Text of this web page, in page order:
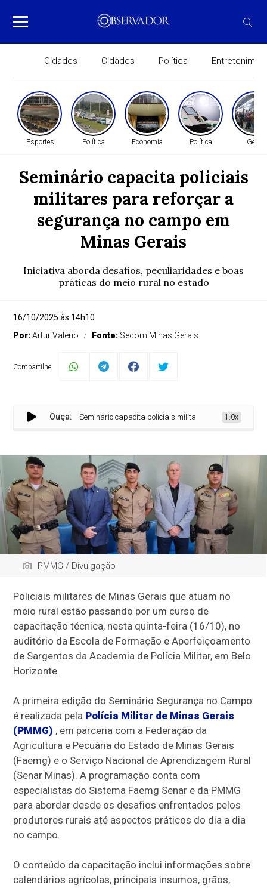
Cidades Cidades Política
Esportes Política Economia Política Geral
Seminário capacita policiais
militares para reforçar a
segurança no campo em
Minas Gerais
Iniciativa aborda desafios, peculiaridades e boas
práticas do meio rural no estado
16/10/2025 às 14h10
Por:Artur Valério Fonte: Secom Minas Gerais
Compartilhe:
Ouça:Seminário capacita policiais militares para reforçar a
1.0x
PMMG / Divulgação
Policiais militares de Minas Gerais que atuam no
meio rural estão passando por um curso de
capacitação técnica, nesta quinta-feira (16/10), no
auditório da Escola de Formação e Aperfeiçoamento
de Sargentos da Academia de Polícia Militar, em Belo
Horizonte.
A primeira edição do Seminário Segurança no Campo
é realizada pela Polícia Militar de Minas Gerais
(PMMG) , em parceria com a Federação da
Agricultura e Pecuária do Estado de Minas Gerais
(Faemg) e o Serviço Nacional de Aprendizagem Rural
(Senar Minas). A programação conta com
especialistas do Sistema Faemg Senar e da PMMG
para abordar desde os desafios enfrentados pelos
produtores rurais até aspectos práticos do dia a dia
no campo.
O conteúdo da capacitação inclui informações sobre
calendários agrícolas, principais insumos, grãos,